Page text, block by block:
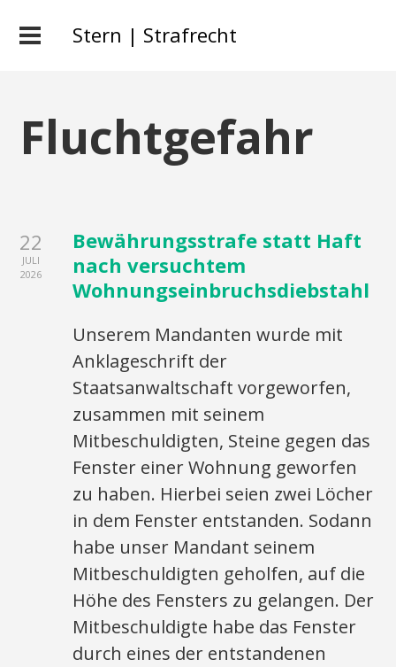
Stern | Strafrecht
Fluchtgefahr
22
JULI
2026
Bewährungsstrafe statt Haft
nach versuchtem
Wohnungseinbruchsdiebstahl
Unserem Mandanten wurde mit
Anklageschrift der
Staatsanwaltschaft vorgeworfen,
zusammen mit seinem
Mitbeschuldigten, Steine gegen das
Fenster einer Wohnung geworfen
zu haben. Hierbei seien zwei Löcher
in dem Fenster entstanden. Sodann
habe unser Mandant seinem
Mitbeschuldigten geholfen, auf die
Höhe des Fensters zu gelangen. Der
Mitbeschuldigte habe das Fenster
durch eines der entstandenen